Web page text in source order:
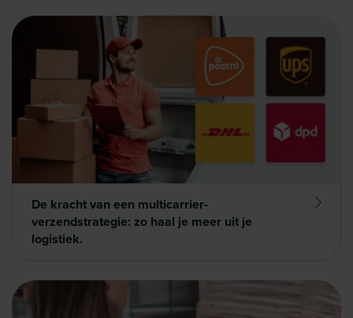
De kracht van een multicarrier-
verzendstrategie: zo haal je meer uit je
logistiek.